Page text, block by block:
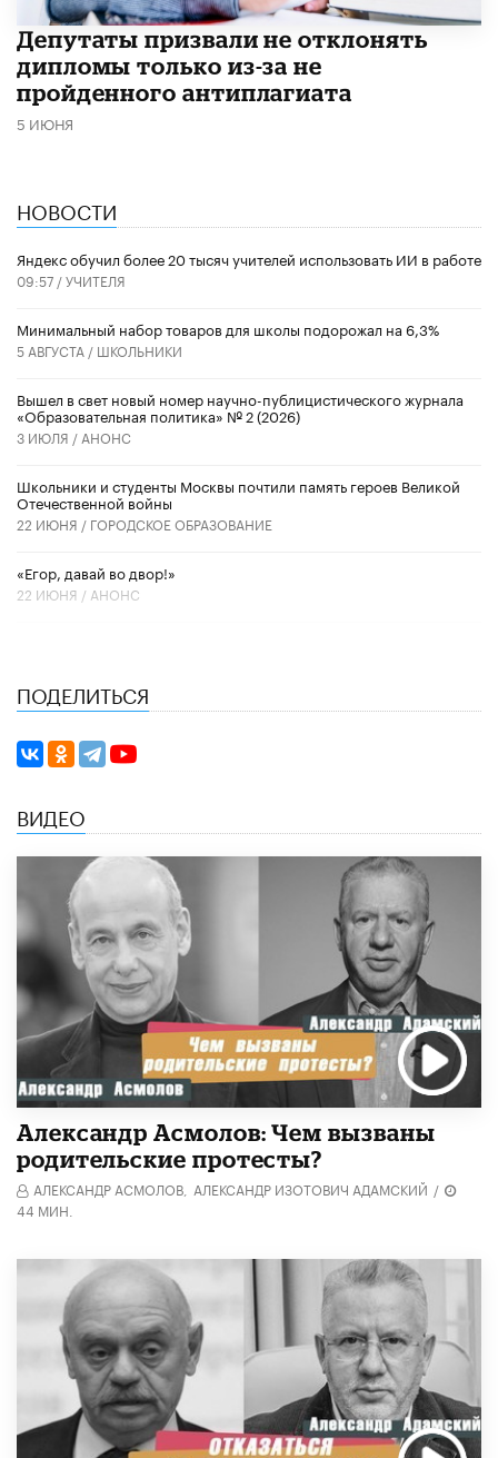
Депутаты призвали не отклонять
дипломы только из-за не
пройденного антиплагиата
5 ИЮНЯ
НОВОСТИ
​Яндекс обучил более 20 тысяч учителей использовать ИИ в работе
09:57 /УЧИТЕЛЯ
Минимальный набор товаров для школы подорожал на 6,3%
5 АВГУСТА / ШКОЛЬНИКИ
Вышел в свет новый номер научно-публицистического журнала
«Образовательная политика» № 2 (2026)
3 ИЮЛЯ / АНОНС
Школьники и студенты Москвы почтили память героев Великой
Отечественной войны
22 ИЮНЯ / ГОРОДСКОЕ ОБРАЗОВАНИЕ
«Егор, давай во двор!»
22 ИЮНЯ / АНОНС
ПОДЕЛИТЬСЯ
ВИДЕО
Александр Асмолов: Чем вызваны
родительские протесты?
АЛЕКСАНДР АСМОЛОВ, АЛЕКСАНДР ИЗОТОВИЧ АДАМСКИЙ /
44 МИН.